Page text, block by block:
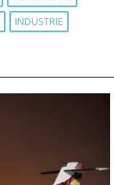
INDUSTRIE